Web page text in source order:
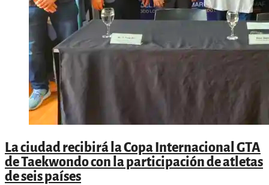
La ciudad recibirá la Copa Internacional GTA
de Taekwondo con la participación de atletas
de seis países